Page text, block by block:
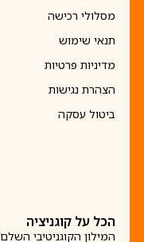
מסלולי רכישה
תנאי שימוש
מדיניות פרטיות
הצהרת נגישות
ביטול עסקה
הכל על קוגניציה
המילון הקוגניטיבי השלם